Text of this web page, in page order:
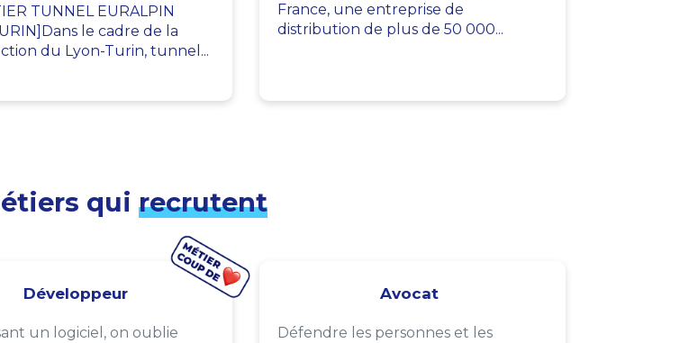
TUNNEL EURALPIN
le cadre de la
du Lyon-Turin, tunnel...
France, une entreprise de
distribution de plus de 50 000...
qui recrutent
Développeur
un logiciel, on oublie
Avocat
Défendre les personnes et les